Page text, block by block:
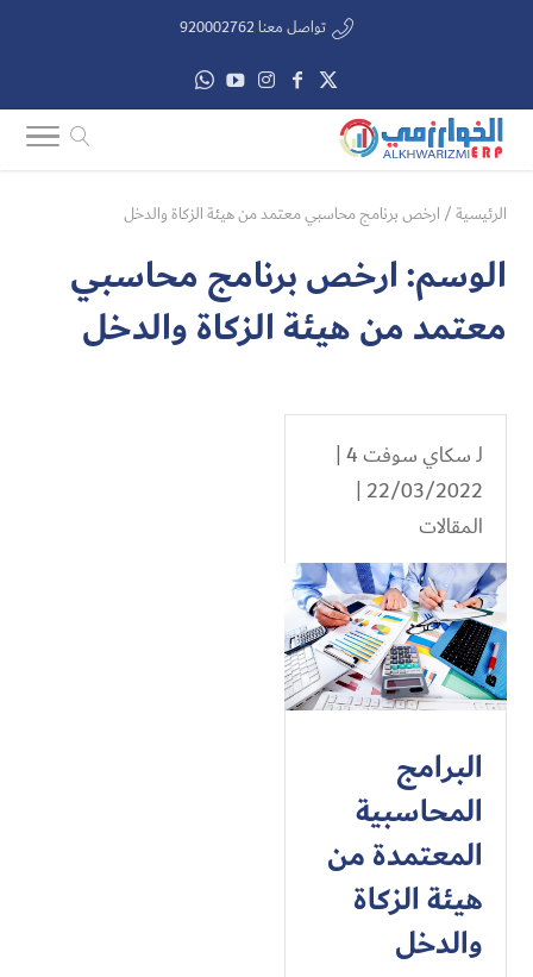
تواصل معنا 920002762
الرئيسية/ ارخص برنامج محاسبي معتمد من هيئة الزكاة والدخل
الوسم:ارخص برنامج محاسبي
معتمد من هيئة الزكاة والدخل
لـسكاي سوفت 4
|
22/03/2022 |
المقالات
البرامج
المحاسبية
المعتمدة من
هيئة الزكاة
والدخل